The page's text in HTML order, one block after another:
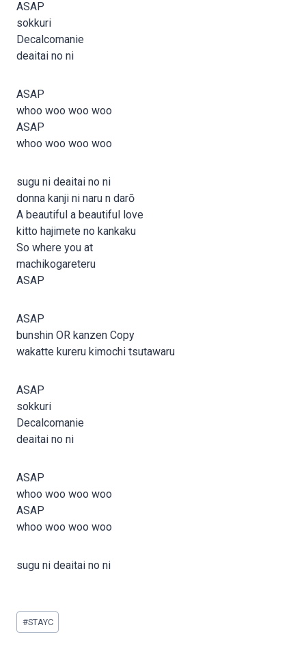
ASAP
sokkuri
Decalcomanie
deaitai no ni
ASAP
whoo woo woo woo
ASAP
whoo woo woo woo
sugu ni deaitai no ni
donna kanji ni naru n darō
A beautiful a beautiful love
kitto hajimete no kankaku
So where you at
machikogareteru
ASAP
ASAP
bunshin OR kanzen Copy
wakatte kureru kimochi tsutawaru
ASAP
sokkuri
Decalcomanie
deaitai no ni
ASAP
whoo woo woo woo
ASAP
whoo woo woo woo
sugu ni deaitai no ni
Post
Tags:
#STAYC